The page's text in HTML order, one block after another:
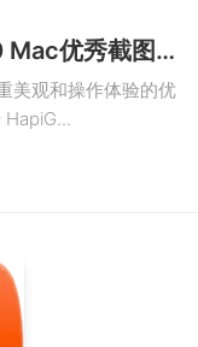
1Capture-Screenshot v1.8.0 Mac优秀截图标注应用破解版
美观和操作体验的优